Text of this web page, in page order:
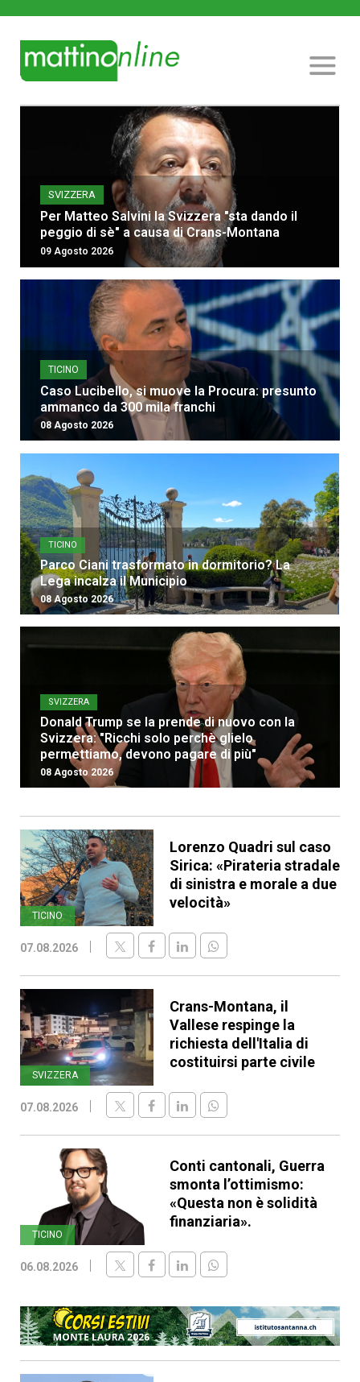
SVIZZERA
Per Matteo Salvini la Svizzera "sta dando il
peggio di sè" a causa di Crans-Montana
09 Agosto 2026
TICINO
Caso Lucibello, si muove la Procura: presunto
ammanco da 300 mila franchi
08 Agosto 2026
TICINO
Parco Ciani trasformato in dormitorio? La
Lega incalza il Municipio
08 Agosto 2026
SVIZZERA
Donald Trump se la prende di nuovo con la
Svizzera: "Ricchi solo perchè glielo
permettiamo, devono pagare di più"
08 Agosto 2026
TICINO
Lorenzo Quadri sul caso
Sirica: «Pirateria stradale
di sinistra e morale a due
velocità»
07.08.2026
SVIZZERA
Crans-Montana, il
Vallese respinge la
richiesta dell'Italia di
costituirsi parte civile
07.08.2026
TICINO
Conti cantonali, Guerra
smonta l’ottimismo:
«Questa non è solidità
finanziaria».
06.08.2026